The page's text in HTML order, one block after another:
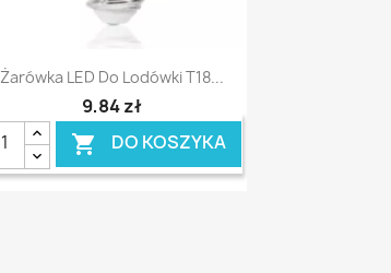
Szybki podgląd
Żarówka LED Do Lodówki T18...
9,84 zł
 DO KOSZYKA